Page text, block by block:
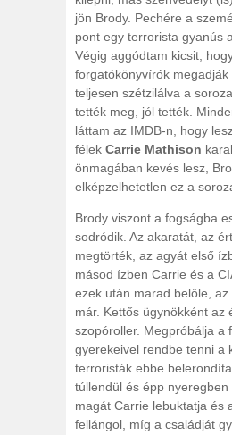
jön Brody. Pechére a
pont egy terrorista gyanús
Végig aggódtam kicsit,
forgatókönyvírók
teljesen szétzilálva a
tették meg, jól tették.
láttam az IMDB-n, hogy
félek Carrie Mathison
önmagában kevés lesz,
elképzelhetetlen ez a
Brody viszont a fogságba
sodródik. Az akaratát, az
megtörték, az agyát első
másod ízben Carrie és a
ezek után marad belőle,
már. Kettős ügynökként az
szopóroller. Megpróbálja a
gyerekeivel rendbe tenni a
terroristák ebbe
túllendül és épp nyeregben
magát Carrie lebuktatja és
fellángol, míg a családját